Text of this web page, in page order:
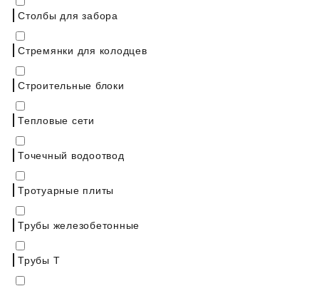
Столбы для забора
Стремянки для колодцев
Строительные блоки
Тепловые сети
Точечный водоотвод
Тротуарные плиты
Трубы железобетонные
Трубы Т